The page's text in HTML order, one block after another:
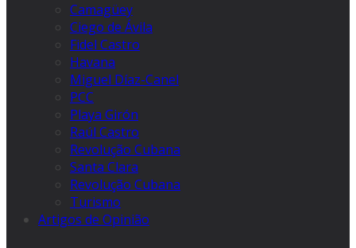
Camagüey
Ciego de Ávila
Fidel Castro
Havana
Miguel Díaz-Canel
PCC
Playa Girón
Raúl Castro
Revolução Cubana
Santa Clara
Revolução Cubana
Turismo
Artigos de Opinião